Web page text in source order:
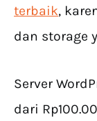
terbaik,
dan storage
Server
dari